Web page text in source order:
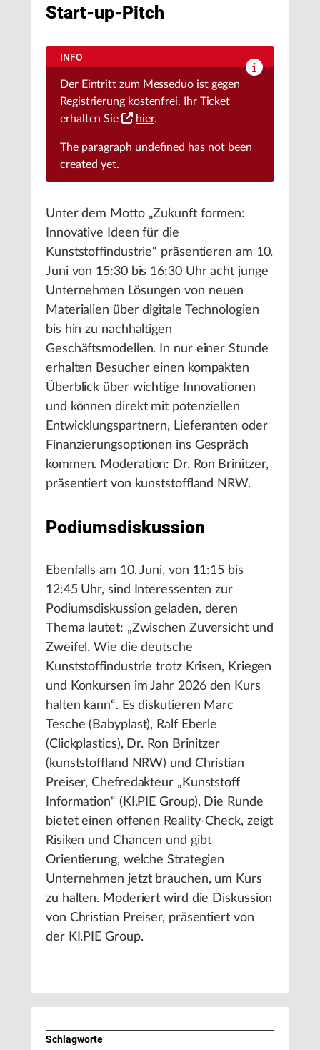
Start-up-Pitch
INFO
Der Eintritt zum Messeduo ist gegen
Registrierung kostenfrei. Ihr Ticket
erhalten Sie
hier.
The paragraph undefined has not been
created yet.
Unter dem Motto „Zukunft formen:
Innovative Ideen für die
Kunststoffindustrie“ präsentieren am 10.
Juni von 15:30 bis 16:30 Uhr acht junge
Unternehmen Lösungen von neuen
Materialien über digitale Technologien
bis hin zu nachhaltigen
Geschäftsmodellen. In nur einer Stunde
erhalten Besucher einen kompakten
Überblick über wichtige Innovationen
und können direkt mit potenziellen
Entwicklungspartnern, Lieferanten oder
Finanzierungsoptionen ins Gespräch
kommen. Moderation: Dr. Ron Brinitzer,
präsentiert von kunststoffland NRW.
Podiumsdiskussion
Ebenfalls am 10. Juni, von 11:15 bis
12:45 Uhr, sind Interessenten zur
Podiumsdiskussion geladen, deren
Thema lautet: „Zwischen Zuversicht und
Zweifel. Wie die deutsche
Kunststoffindustrie trotz Krisen, Kriegen
und Konkursen im Jahr 2026 den Kurs
halten kann“. Es diskutieren Marc
Tesche (Babyplast), Ralf Eberle
(Clickplastics), Dr. Ron Brinitzer
(kunststoffland NRW) und Christian
Preiser, Chefredakteur „Kunststoff
Information“ (KI.PIE Group). Die Runde
bietet einen offenen Reality-Check, zeigt
Risiken und Chancen und gibt
Orientierung, welche Strategien
Unternehmen jetzt brauchen, um Kurs
zu halten. Moderiert wird die Diskussion
von Christian Preiser, präsentiert von
der KI.PIE Group.
Schlagworte